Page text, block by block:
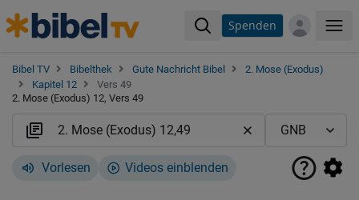
Spenden
Bibel TV Bibelthek Gute Nachricht Bibel
2. Mose (Exodus)
Kapitel 12
Vers 49
2. Mose (Exodus) 12, Vers 49
Vorlesen Videos einblenden